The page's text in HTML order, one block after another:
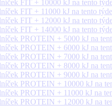
FIT + 10000 kJ na tento
FIT + 11000 kJ na tento
FIT + 12000 kJ na tento
FIT + 14000 kJ na tento
PROTEIN + 5000 kJ na
PROTEIN + 6000 kJ na
PROTEIN + 7000 kJ na
PROTEIN + 8000 kJ na
PROTEIN + 9000 kJ na
PROTEIN + 10000 kJ na
PROTEIN + 11000 kJ na
PROTEIN + 12000 kJ na